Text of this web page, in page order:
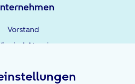
Vorstand
sind Atruvia